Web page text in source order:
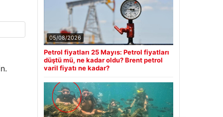
05/08/2026
Petrol fiyatları 25 Mayıs: Petrol fiyatları
düştü mü, ne kadar oldu? Brent petrol
varil fiyatı ne kadar?